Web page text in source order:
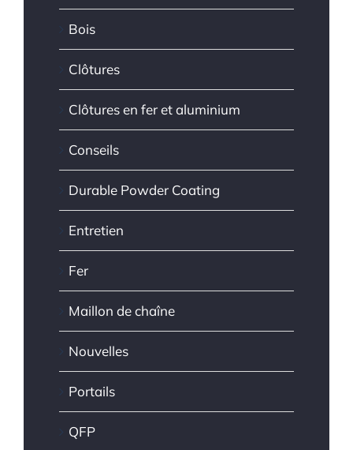
Bois
Clôtures
Clôtures en fer et aluminium
Conseils
Durable Powder Coating
Entretien
Fer
Maillon de chaîne
Nouvelles
Portails
QFP